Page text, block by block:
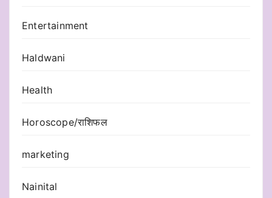
Entertainment
Haldwani
Health
Horoscope/राशिफल
marketing
Nainital